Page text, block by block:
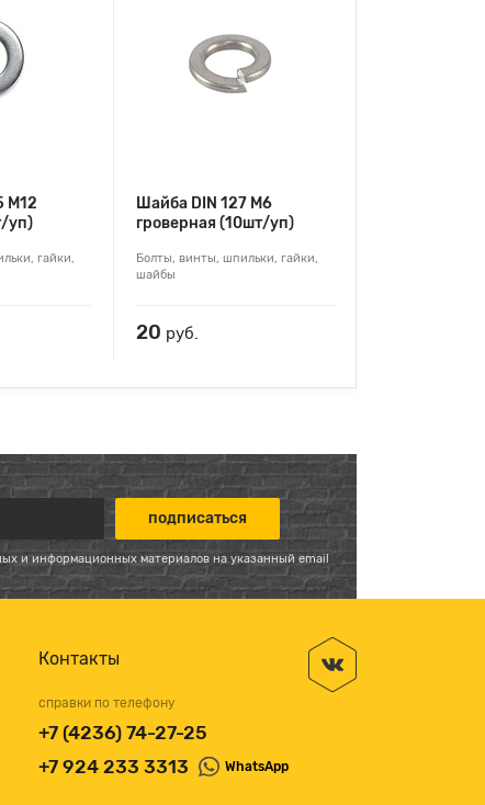
М12
уп)
гайки,
Шайба DIN 127 М6
гроверная (10шт/уп)
Болты, винты, шпильки, гайки,
шайбы
20 руб.
и информационных материалов на указанный email
Контакты
справки по телефону
+7 (4236) 74-27-25
+7 924 233 3313
WhatsApp